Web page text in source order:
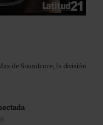
de Soundcore, la división